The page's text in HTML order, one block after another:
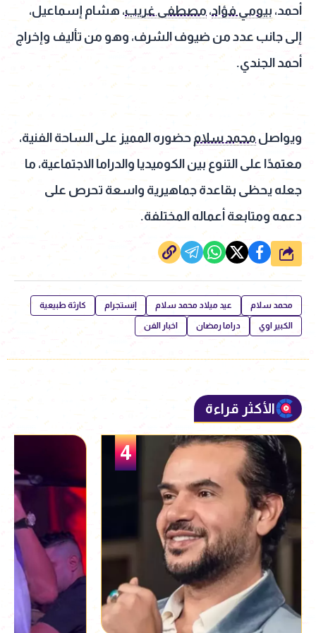
أحمد، بيومي فؤاد، مصطفى غريب، هشام إسماعيل،
إلى جانب عدد من ضيوف الشرف، وهو من تأليف وإخراج
أحمد الجندي.
ويواصل محمد سلام حضوره المميز على الساحة الفنية،
معتمدًا على التنوع بين الكوميديا والدراما الاجتماعية، ما
جعله يحظى بقاعدة جماهيرية واسعة تحرص على
دعمه ومتابعة أعماله المختلفة.
شارك
محمد سلام عيد ميلاد محمد سلام إنستجرام كارثة طبيعية
الكبير اوي دراما رمضان اخبار الفن
الأكثر قراءة
5